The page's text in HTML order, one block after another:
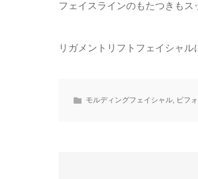
フェイスラインのもたつきもス
リガメントリフトフェイシャル
モルディングフェイシャル, ビフ